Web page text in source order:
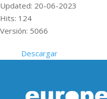
Updated: 20-06-2023
Hits: 124
Versión: 5066
Descargar